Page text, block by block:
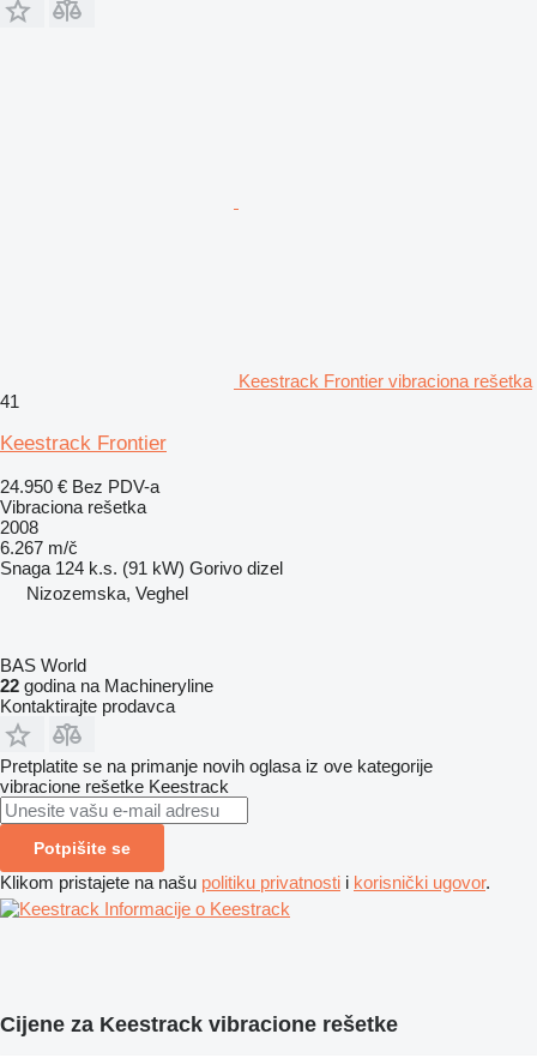
Keestrack Frontier vibraciona rešetka
41
Keestrack Frontier
24.950 € Bez PDV-a
Vibraciona rešetka
2008
6.267 m/č
Snaga 124 k.s. (91 kW) Gorivo dizel
Nizozemska, Veghel
BAS World
22 godina na Machineryline
Kontaktirajte prodavca
Pretplatite se na primanje novih oglasa iz ove kategorije
vibracione rešetke Keestrack
Potpišite se
Klikom pristajete na našu politiku privatnosti i korisnički ugovor.
Informacije o Keestrack
Cijene za Keestrack vibracione rešetke